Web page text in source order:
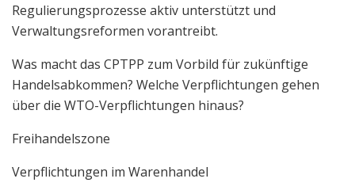
Regulierungsprozesse aktiv unterstützt und
Verwaltungsreformen vorantreibt.
Was macht das CPTPP zum Vorbild für zukünftige
Handelsabkommen? Welche Verpflichtungen gehen
über die WTO-Verpflichtungen hinaus?
Freihandelszone
Verpflichtungen im Warenhandel